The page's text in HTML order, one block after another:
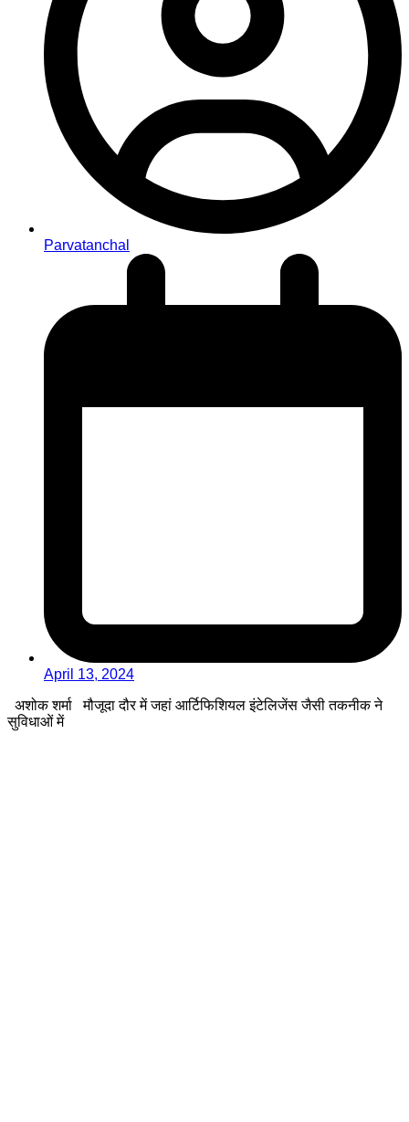
Parvatanchal
April 13, 2024
अशोक शर्मा मौजूदा दौर में जहां आर्टिफिशियल इंटेलिजेंस जैसी तकनीक ने
सुविधाओं में